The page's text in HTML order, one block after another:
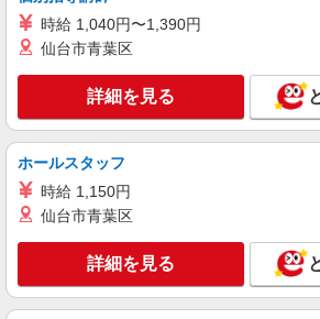
キープ
株式会社kotrio /●MT-H-2099662
デイサービス看護
不要！ブランクOK◎
時給2000円〜2500円
キープ
時給 1,040円〜1,390円
仙台市青葉区
詳細を見る
ホールスタッフ
時給 1,150円
仙台市青葉区
詳細を見る